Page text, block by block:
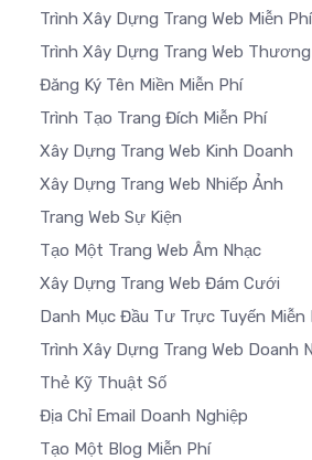
Trình Xây Dựng Trang Web Miễn Phí
Trình Xây Dựng Trang Web
Đăng Ký Tên Miền Miễn Phí
Trình Tạo Trang Đích Miễn Phí
Xây Dựng Trang Web Kinh Doanh
Xây Dựng Trang Web Nhiếp Ảnh
Trang Web Sự Kiện
Tạo Một Trang Web Âm Nhạc
Xây Dựng Trang Web Đám Cưới
Danh Mục Đầu Tư Trực Tuyến Miễn
Trình Xây Dựng Trang Web Doanh
Thẻ Kỹ Thuật Số
Địa Chỉ Email Doanh Nghiệp
Tạo Một Blog Miễn Phí